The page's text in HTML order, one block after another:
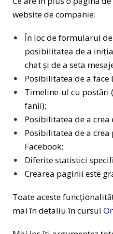
website de companie:
În loc de formularul
posibilitatea de a
chat și de a seta
Posibilitatea de a face
Timeline-ul cu postări
fanii);
Posibilitatea de a crea
Posibilitatea de a
Facebook;
Diferite statistici
Crearea paginii este
Toate aceste
mai în detaliu în cursul